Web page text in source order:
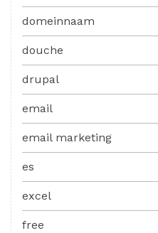
domeinnaam
douche
drupal
email
email marketing
es
excel
free